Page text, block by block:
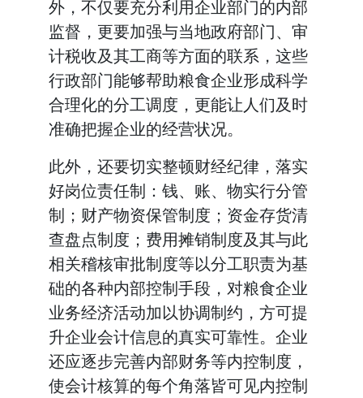
外，不仅要充分利用企业部门的内部
监督，更要加强与当地政府部门、审
计税收及其工商等方面的联系，这些
行政部门能够帮助粮食企业形成科学
合理化的分工调度，更能让人们及时
准确把握企业的经营状况。
此外，还要切实整顿财经纪律，落实
好岗位责任制：钱、账、物实行分管
制；财产物资保管制度；资金存货清
查盘点制度；费用摊销制度及其与此
相关稽核审批制度等以分工职责为基
础的各种内部控制手段，对粮食企业
业务经济活动加以协调制约，方可提
升企业会计信息的真实可靠性。企业
还应逐步完善内部财务等内控制度，
使会计核算的每个角落皆可见内控制